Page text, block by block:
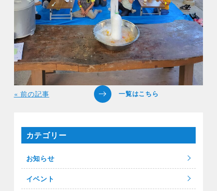
« 前の記事
カテゴリー
お知らせ
イベント